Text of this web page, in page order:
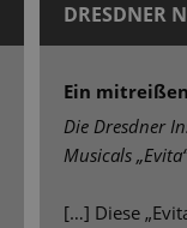
DRESDNER
Ein
Die Dresdner
Musicals
[…] Diese